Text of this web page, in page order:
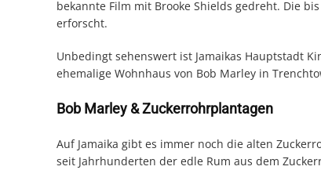
bekannte Film mit Brooke Shields gedreht. Die
erforscht.
Unbedingt sehenswert ist Jamaikas Hauptstadt
ehemalige Wohnhaus von Bob Marley in
Bob Marley & Zuckerrohrplantagen
Auf Jamaika gibt es immer noch die alten
seit Jahrhunderten der edle Rum aus dem